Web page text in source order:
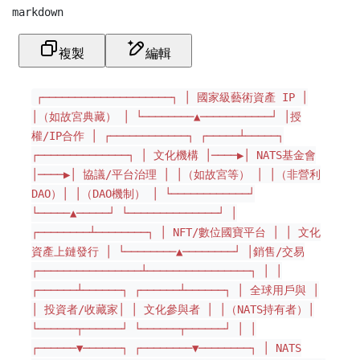
markdown
複製 編輯
┌────────────────────┐ │ 國家級藝術資產 IP │
│（如故宮典藏） │ └────────▲───────────┘ │授
權/IP合作 │ ┌────────────┐ ┌─────┴─────┐
┌──────────────┐ │ 文化機構 │────▶│ NATS基金會
│────▶│ 協議/平台治理 │ │（如故宮等） │ │（非營利
DAO）│ │（DAO機制） │ └────────────┘
└─────▲─────┘ └──────────────┘ │
┌────────┴────────┐ │ NFT/數位國寶平台 │ │ 文化
資產上鏈發行 │ └────────▲────────┘ │銷售/交易
┌────────────────┴────────────────┐ │ │
┌──────┴──────┐ ┌──────┴──────┐ │ 全球用戶與 │
│ 投資者/收藏家│ │ 文化參與者 │ │（NATS持有者）│
└──────┬──────┘ └──────┬──────┘ │ │
┌──────▼──────┐ ┌────────▼────────┐ │ NATS